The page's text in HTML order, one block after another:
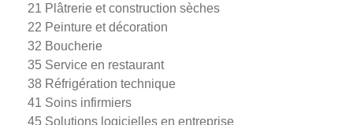
21 Plâtrerie et construction sèches
22 Peinture et décoration
32 Boucherie
35 Service en restaurant
38 Réfrigération technique
41 Soins infirmiers
45 Solutions logicielles en entreprise